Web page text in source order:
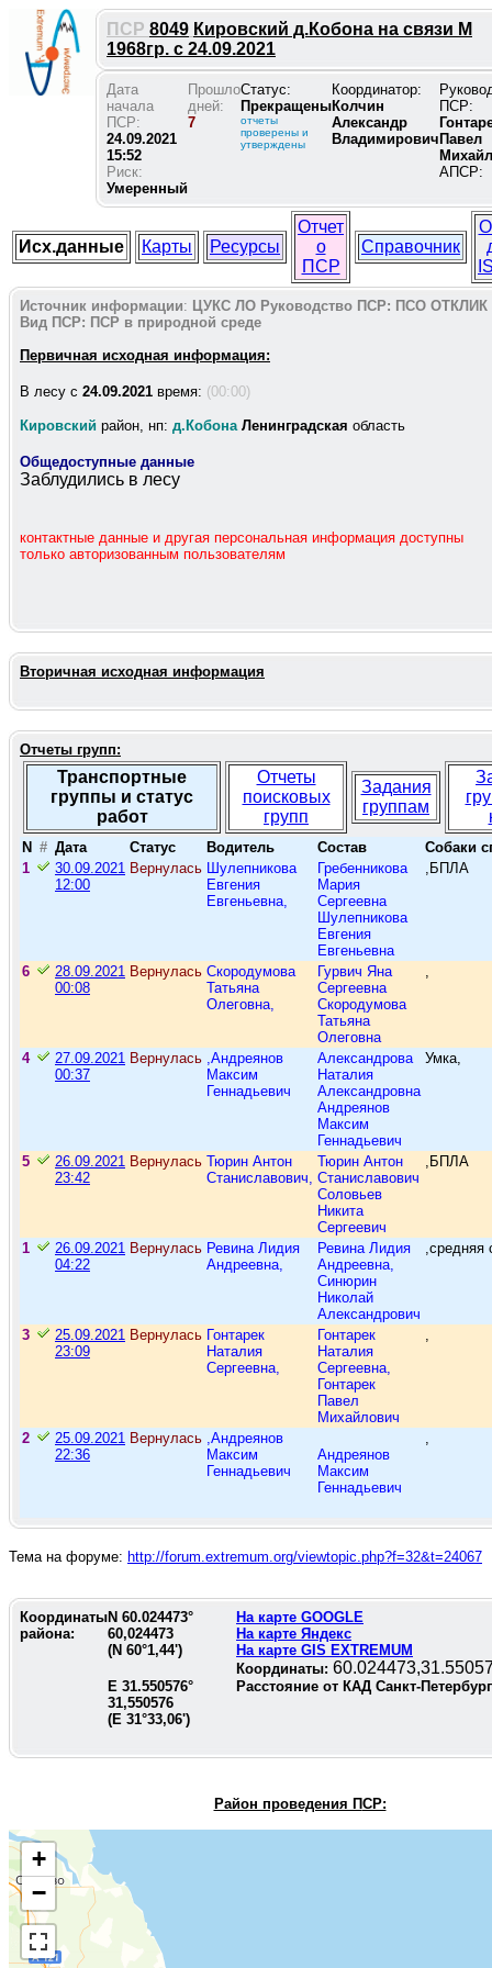
ПСР 8049 Кировский д.Кобона на связи М
1968гр. с 24.09.2021
Дата
начала
ПСР:
24.09.2021
15:52
Риск:
Умеренный
Прошло
дней:
7
Статус:
Прекращены
отчеты
проверены и
утверждены
Координатор:
Колчин
Александр
Владимирович
ПСР:
Павел
АПСР:
Исх.данные Карты Ресурсы
Отчет
о
ПСР
Справочник
Источник информации: ЦУКС ЛО Руководство ПСР: ПСО ОТКЛИК
Вид ПСР: ПСР в природной среде
Первичная исходная информация:
В лесу c 24.09.2021 время: (00:00)
Кировский район, нп: д.Кобона Ленинградская область
Общедоступные данные
Заблудились в лесу
контактные данные и другая персональная информация доступны
только авторизованным пользователям
Вторичная исходная информация
Отчеты групп:
Транспортные
группы и статус
работ
Отчеты
поисковых
групп
Задания
группам
N # Дата Статус Водитель Состав
Собаки
1
30.09.2021
12:00
Вернулась Шулепникова
Евгения
Евгеньевна,
Гребенникова
Мария
Сергеевна
Шулепникова
Евгения
Евгеньевна
,БПЛА
6
28.09.2021
00:08
Вернулась Скородумова
Татьяна
Олеговна,
Гурвич Яна
Сергеевна
Скородумова
Татьяна
Олеговна
,
4
27.09.2021
00:37
Вернулась ,Андреянов
Максим
Геннадьевич
Александрова
Наталия
Александровна
Андреянов
Максим
Геннадьевич
Умка,
5
26.09.2021
23:42
Вернулась Тюрин Антон
Станиславович,
Тюрин Антон
Станиславович
Соловьев
Никита
Сергеевич
,БПЛА
1
26.09.2021
04:22
Вернулась Ревина Лидия
Андреевна,
Ревина Лидия
Андреевна,
Синюрин
Николай
Александрович
,средняя
3
25.09.2021
23:09
Вернулась Гонтарек
Наталия
Сергеевна,
Гонтарек
Наталия
Сергеевна,
Гонтарек
Павел
Михайлович
,
2
25.09.2021
22:36
Вернулась ,Андреянов
Максим
Геннадьевич
Андреянов
Максим
Геннадьевич
,
Тема на форуме: http://forum.extremum.org/viewtopic.php?f=32&t=24067
Координаты
района:
N 60.024473°
60,024473
(N 60°1,44')
На карте GOOGLE
На карте Яндекс
На карте GIS EXTREMUM
Координаты:
E 31.550576°
31,550576
(E 31°33,06')
Расстояние от КАД Санкт-
Район проведения ПСР:
+
−